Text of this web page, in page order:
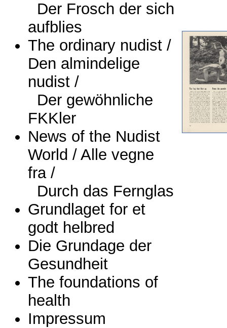
Der Frosch der sich
aufblies
The ordinary nudist /
Den almindelige
nudist /
Der gewöhnliche
FKKler
News of the Nudist
World / Alle vegne
fra /
Durch das Fernglas
Grundlaget for et
godt helbred
Die Grundage der
Gesundheit
The foundations of
health
Impressum